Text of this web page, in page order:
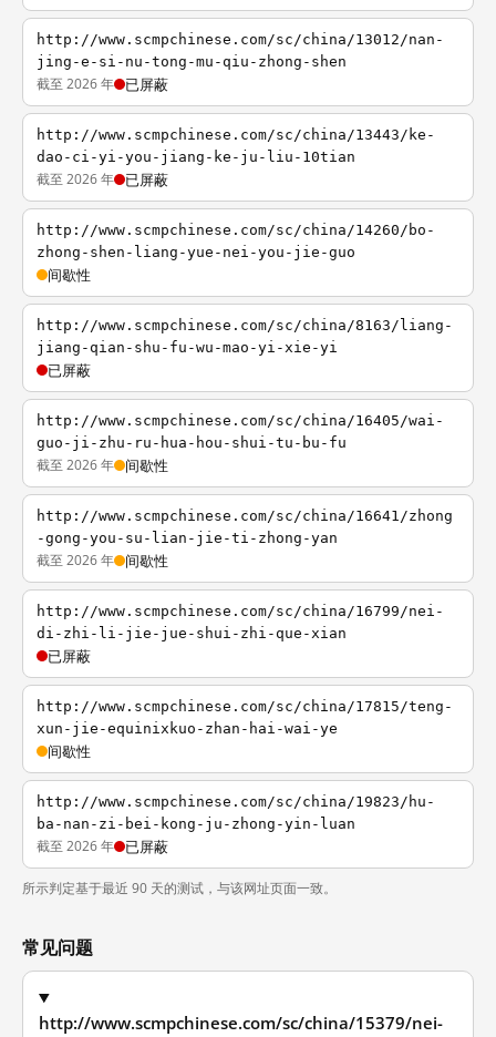
http://www.scmpchinese.com/sc/china/13012/nan-
jing-e-si-nu-tong-mu-qiu-zhong-shen
截至 2026 年 已屏蔽
http://www.scmpchinese.com/sc/china/13443/ke-
dao-ci-yi-you-jiang-ke-ju-liu-10tian
截至 2026 年 已屏蔽
http://www.scmpchinese.com/sc/china/14260/bo-
zhong-shen-liang-yue-nei-you-jie-guo
间歇性
http://www.scmpchinese.com/sc/china/8163/liang-
jiang-qian-shu-fu-wu-mao-yi-xie-yi
已屏蔽
http://www.scmpchinese.com/sc/china/16405/wai-
guo-ji-zhu-ru-hua-hou-shui-tu-bu-fu
截至 2026 年 间歇性
http://www.scmpchinese.com/sc/china/16641/zhong
-gong-you-su-lian-jie-ti-zhong-yan
截至 2026 年 间歇性
http://www.scmpchinese.com/sc/china/16799/nei-
di-zhi-li-jie-jue-shui-zhi-que-xian
已屏蔽
http://www.scmpchinese.com/sc/china/17815/teng-
xun-jie-equinixkuo-zhan-hai-wai-ye
间歇性
http://www.scmpchinese.com/sc/china/19823/hu-
ba-nan-zi-bei-kong-ju-zhong-yin-luan
截至 2026 年 已屏蔽
所示判定基于最近 90 天的测试，与该网址页面一致。
常见问题
http://www.scmpchinese.com/sc/china/15379/nei-